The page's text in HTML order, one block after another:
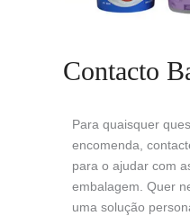
Contacto
Para quaisquer
encomenda,
para o ajudar com
embalagem. Quer
uma solução